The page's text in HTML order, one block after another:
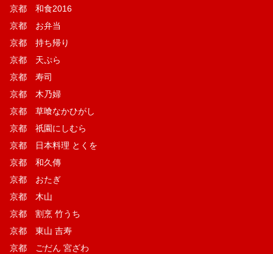
京都 和食2016
京都 お弁当
京都 持ち帰り
京都 天ぷら
京都 寿司
京都 木乃婦
京都 草喰なかひがし
京都 祇園にしむら
京都 日本料理 とくを
京都 和久傳
京都 おたぎ
京都 木山
京都 割烹 竹うち
京都 東山 吉寿
京都 ごだん 宮ざわ